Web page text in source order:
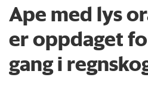
Ape med lys
er oppdaget
gang i